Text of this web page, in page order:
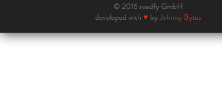
© 2016 readfy GmbH
developed with ♥ byJohnny Bytes